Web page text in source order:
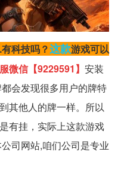
科技吗？这款游戏可以
微信【9229591】 安装
会发现很多用户的牌特
其他人的牌一样。所以
有挂，实际上这款游戏
司网站,咱们公司是专业